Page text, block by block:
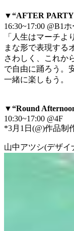
▼“AFTER
16:30~17:00 @B1
「人生はマーチ
まな形で表現する
さわしく、これか
で自由に踊ろう。
一緒に楽しもう。
▼“Round
10:30~17:00 @4F
*3月1日(@)作品制
山中アツシ(デザイ